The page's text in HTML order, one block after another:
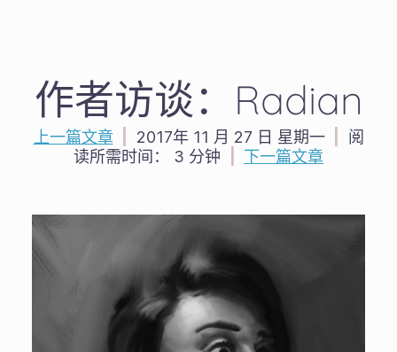
作者访谈：Radian
上一篇文章 2017年 11 月 27 日 星期一
阅
读所需时间：
3 分钟 下一篇文章